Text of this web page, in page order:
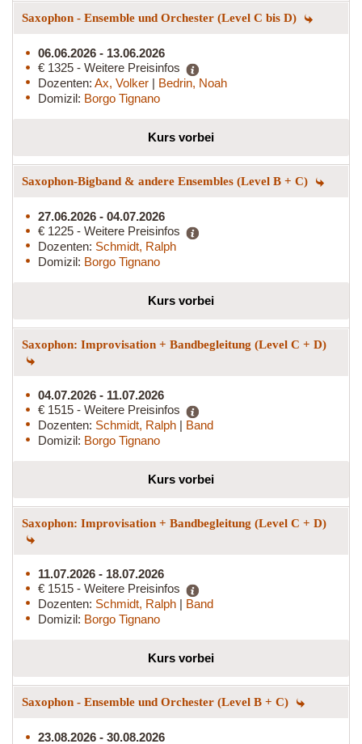
Saxophon - Ensemble und Orchester (Level C bis D)
06.06.2026 - 13.06.2026
€ 1325 - Weitere Preisinfos
Dozenten: Ax, Volker | Bedrin, Noah
Domizil: Borgo Tignano
Kurs vorbei
Saxophon-Bigband & andere Ensembles (Level B + C)
27.06.2026 - 04.07.2026
€ 1225 - Weitere Preisinfos
Dozenten: Schmidt, Ralph
Domizil: Borgo Tignano
Kurs vorbei
Saxophon: Improvisation + Bandbegleitung (Level C + D)
04.07.2026 - 11.07.2026
€ 1515 - Weitere Preisinfos
Dozenten: Schmidt, Ralph | Band
Domizil: Borgo Tignano
Kurs vorbei
Saxophon: Improvisation + Bandbegleitung (Level C + D)
11.07.2026 - 18.07.2026
€ 1515 - Weitere Preisinfos
Dozenten: Schmidt, Ralph | Band
Domizil: Borgo Tignano
Kurs vorbei
Saxophon - Ensemble und Orchester (Level B + C)
23.08.2026 - 30.08.2026